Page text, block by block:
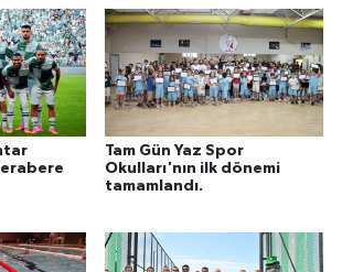
Tam Gün Yaz Spor
Okulları'nın ilk dönemi
tamamlandı.